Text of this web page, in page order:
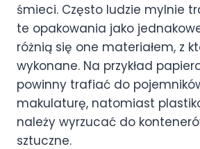
śmieci. Często ludzie mylnie
te opakowania jako
różnią się one materiałem, z
wykonane. Na przykład
powinny trafiać do
makulaturę, natomiast
należy wyrzucać do
sztuczne.